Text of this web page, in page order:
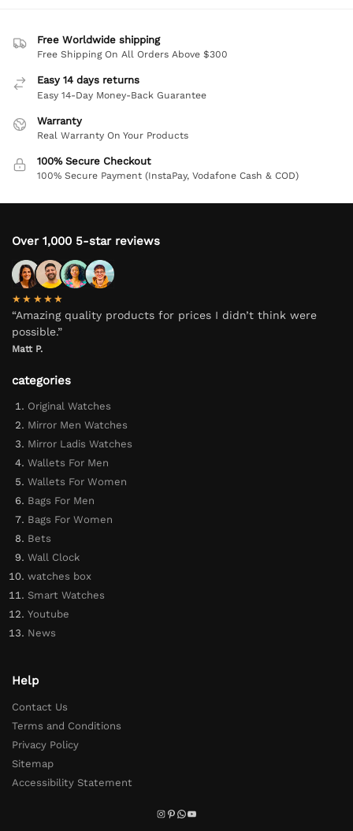
Free Worldwide shipping
Free Shipping On All Orders Above $300
Easy 14 days returns
Easy 14-Day Money-Back Guarantee
Warranty
Real Warranty On Your Products
100% Secure Checkout
100% Secure Payment (InstaPay, Vodafone Cash & COD)
Over 1,000 5-star reviews
★★★★★
“Amazing quality products for prices I didn’t think were
possible.”
Matt P.
categories
Original Watches
Mirror Men Watches
Mirror Ladis Watches
Wallets For Men
Wallets For Women
Bags For Men
Bags For Women
Bets
Wall Clock
watches box
Smart Watches
Youtube
News
Help
Contact Us
Terms and Conditions
Privacy Policy
Sitemap
Accessibility Statement